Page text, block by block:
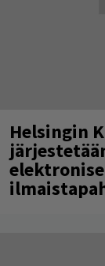
Helsingin